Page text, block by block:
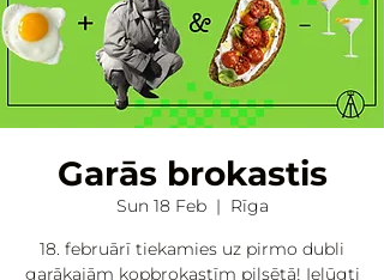
Garās brokastis
Sun 18 Feb
  |
Rīga
18. februārī tiekamies uz pirmo dubli
garākajām kopbrokastīm pilsētā! Ielūgti